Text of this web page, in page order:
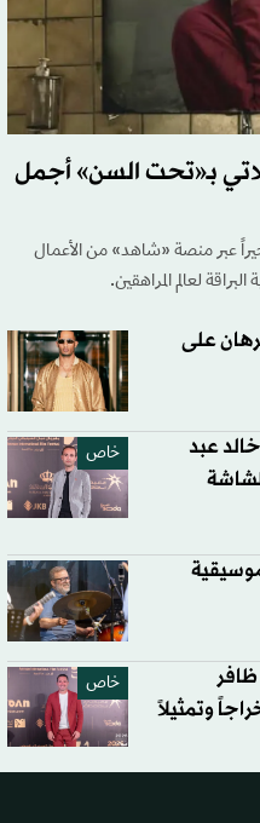
بـ«تحت السن» أجمل
عبر منصة «شاهد» من الأعمال
لعالم المراهقين.
على
خاص
عبد
خاص
وتمثيلاً